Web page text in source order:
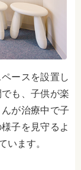
ースを設置し
も、子供が楽
が治療中で子
子を見守るよ
います。